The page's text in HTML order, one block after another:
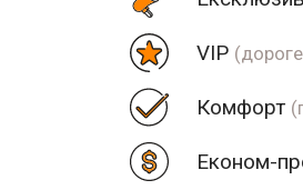
VIP
Комфорт
Економ-